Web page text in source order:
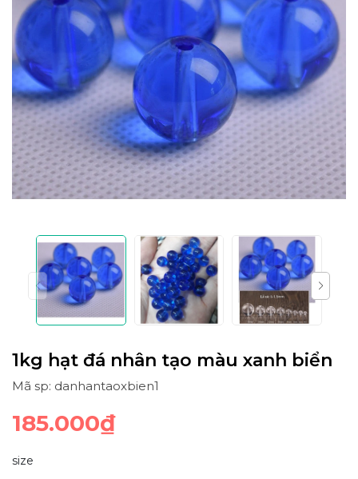
1kg hạt đá nhân tạo màu xanh biển
Mã sp: danhantaoxbien1
185.000₫
size